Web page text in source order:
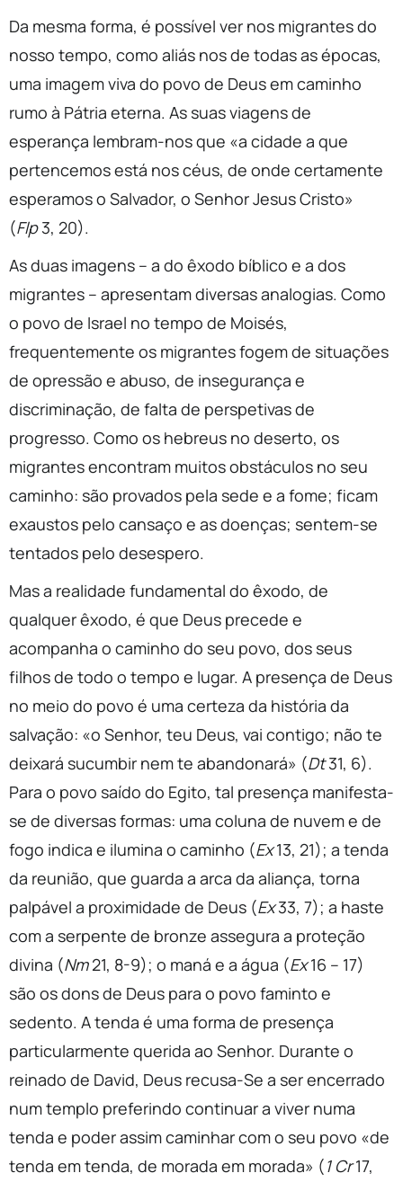
Da mesma forma, é possível ver nos migrantes do
nosso tempo, como aliás nos de todas as épocas,
uma imagem viva do povo de Deus em caminho
rumo à Pátria eterna. As suas viagens de
esperança lembram-nos que «a cidade a que
pertencemos está nos céus, de onde certamente
esperamos o Salvador, o Senhor Jesus Cristo»
(Flp3, 20).
As duas imagens – a do êxodo bíblico e a dos
migrantes – apresentam diversas analogias. Como
o povo de Israel no tempo de Moisés,
frequentemente os migrantes fogem de situações
de opressão e abuso, de insegurança e
discriminação, de falta de perspetivas de
progresso. Como os hebreus no deserto, os
migrantes encontram muitos obstáculos no seu
caminho: são provados pela sede e a fome; ficam
exaustos pelo cansaço e as doenças; sentem-se
tentados pelo desespero.
Mas a realidade fundamental do êxodo, de
qualquer êxodo, é que Deus precede e
acompanha o caminho do seu povo, dos seus
filhos de todo o tempo e lugar. A presença de Deus
no meio do povo é uma certeza da história da
salvação: «o Senhor, teu Deus, vai contigo; não te
deixará sucumbir nem te abandonará» (Dt31, 6).
Para o povo saído do Egito, tal presença manifesta-
se de diversas formas: uma coluna de nuvem e de
fogo indica e ilumina o caminho (Ex13, 21); a tenda
da reunião, que guarda a arca da aliança, torna
palpável a proximidade de Deus (Ex33, 7); a haste
com a serpente de bronze assegura a proteção
divina (Nm21, 8-9); o maná e a água (Ex16 – 17)
são os dons de Deus para o povo faminto e
sedento. A tenda é uma forma de presença
particularmente querida ao Senhor. Durante o
reinado de David, Deus recusa-Se a ser encerrado
num templo preferindo continuar a viver numa
tenda e poder assim caminhar com o seu povo «de
tenda em tenda, de morada em morada» (1 Cr17,